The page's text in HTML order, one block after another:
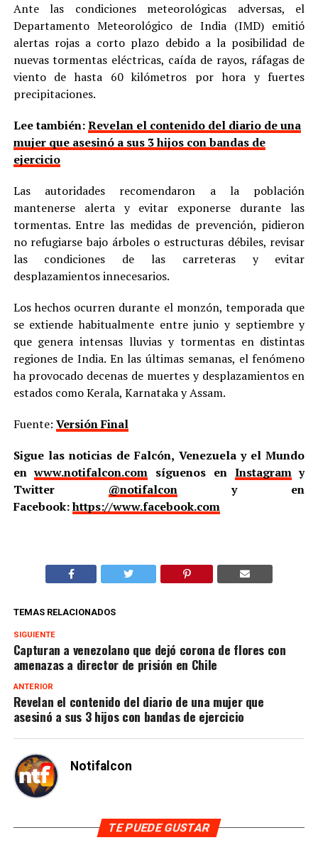
Ante las condiciones meteorológicas adversas, el
Departamento Meteorológico de India (IMD) emitió
alertas rojas a corto plazo debido a la posibilidad de
nuevas tormentas eléctricas, caída de rayos, ráfagas de
viento de hasta 60 kilómetros por hora y fuertes
precipitaciones.
Lee también:Revelan el contenido del diario de una
mujer que asesinó a sus 3 hijos con bandas de
ejercicio
Las autoridades recomendaron a la población
mantenerse alerta y evitar exponerse durante las
tormentas. Entre las medidas de prevención, pidieron
no refugiarse bajo árboles o estructuras débiles, revisar
las condiciones de las carreteras y evitar
desplazamientos innecesarios.
Los hechos ocurren durante el monzón, temporada que
se extiende habitualmente entre junio y septiembre y
que genera intensas lluvias y tormentas en distintas
regiones de India. En las últimas semanas, el fenómeno
ha provocado decenas de muertes y desplazamientos en
estados como Kerala, Karnataka y Assam.
Fuente: Versión Final
Sigue las noticias de Falcón, Venezuela y el Mundo
enwww.notifalcon.com síguenos en Instagramy
Twitter @notifalcony en
Facebook:https://www.facebook.com
TEMAS RELACIONADOS
SIGUIENTE
Capturan a venezolano que dejó corona de flores con
amenazas a director de prisión en Chile
ANTERIOR
Revelan el contenido del diario de una mujer que
asesinó a sus 3 hijos con bandas de ejercicio
Notifalcon
TE PUEDE GUSTAR